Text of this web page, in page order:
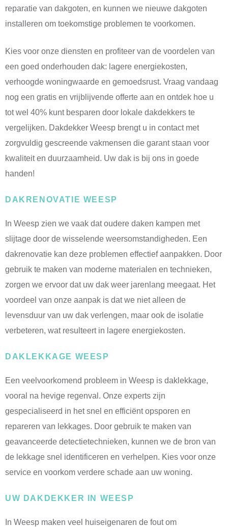
reparatie van dakgoten, en kunnen we nieuwe dakgoten
installeren om toekomstige problemen te voorkomen.
Kies voor onze diensten en profiteer van de voordelen van
een goed onderhouden dak: lagere energiekosten,
verhoogde woningwaarde en gemoedsrust. Vraag vandaag
nog een gratis en vrijblijvende offerte aan en ontdek hoe u
tot wel 40% kunt besparen door lokale dakdekkers te
vergelijken. Dakdekker Weesp brengt u in contact met
zorgvuldig gescreende vakmensen die garant staan voor
kwaliteit en duurzaamheid. Uw dak is bij ons in goede
handen!
DAKRENOVATIE WEESP
In Weesp zien we vaak dat oudere daken kampen met
slijtage door de wisselende weersomstandigheden. Een
dakrenovatie kan deze problemen effectief aanpakken. Door
gebruik te maken van moderne materialen en technieken,
zorgen we ervoor dat uw dak weer jarenlang meegaat. Het
voordeel van onze aanpak is dat we niet alleen de
levensduur van uw dak verlengen, maar ook de isolatie
verbeteren, wat resulteert in lagere energiekosten.
DAKLEKKAGE WEESP
Een veelvoorkomend probleem in Weesp is daklekkage,
vooral na hevige regenval. Onze experts zijn
gespecialiseerd in het snel en efficiënt opsporen en
repareren van lekkages. Door gebruik te maken van
geavanceerde detectietechnieken, kunnen we de bron van
de lekkage snel identificeren en verhelpen. Kies voor onze
service en voorkom verdere schade aan uw woning.
UW DAKDEKKER IN WEESP
In Weesp maken veel huiseigenaren de fout om